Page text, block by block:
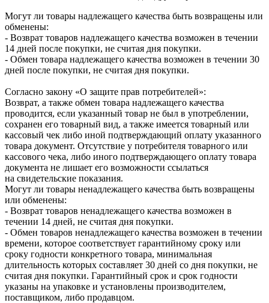
Могут ли товары надлежащего качества быть возвращены или
обменены:
- Возврат товаров надлежащего качества возможен в течении
14 дней после покупки, не считая дня покупки.
- Обмен товара надлежащего качества возможен в течении 30
дней после покупки, не считая дня покупки.
Согласно закону «О защите прав потребителей»:
Возврат, а также обмен товара надлежащего качества
проводится, если указанный товар не был в употреблении,
сохранен его товарный вид, а также имеется товарный или
кассовый чек либо иной подтверждающий оплату указанного
товара документ. Отсутствие у потребителя товарного или
кассового чека, либо иного подтверждающего оплату товара
документа не лишает его возможности ссылаться
на свидетельские показания.
Могут ли товары ненадлежащего качества быть возвращены
или обменены:
- Возврат товаров ненадлежащего качества возможен в
течении 14 дней, не считая дня покупки.
- Обмен товаров ненадлежащего качества возможен в течении
времени, которое соответствует гарантийному сроку или
сроку годности конкретного товара, минимальная
длительность которых составляет 30 дней со дня покупки, не
считая дня покупки. Гарантийный срок и срок годности
указаны на упаковке и установлены производителем,
поставщиком, либо продавцом.